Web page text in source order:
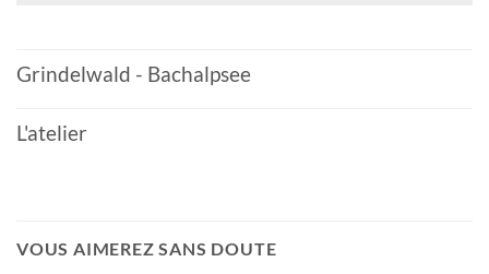
Grindelwald - Bachalpsee
L'atelier
VOUS AIMEREZ SANS DOUTE